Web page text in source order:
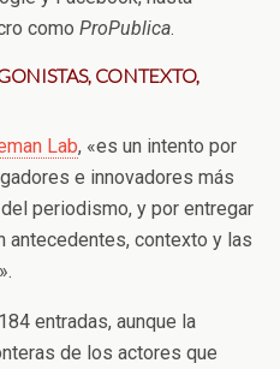
como ProPublica.
CONTEXTO,
Lab, «es un intento por
e innovadores más
periodismo, y por entregar
antecedentes, contexto y las
entradas, aunque la
de los actores que